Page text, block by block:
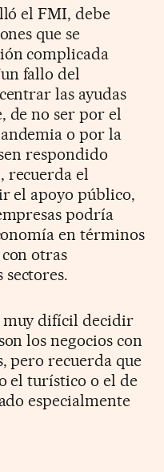
el FMI, debe
que se
complicada
fallo del
las ayudas
de no ser por el
o por la
respondido
recuerda el
el apoyo público,
podría
en términos
otras
muy difícil decidir
los negocios con
pero recuerda que
el turístico o el de
especialmente